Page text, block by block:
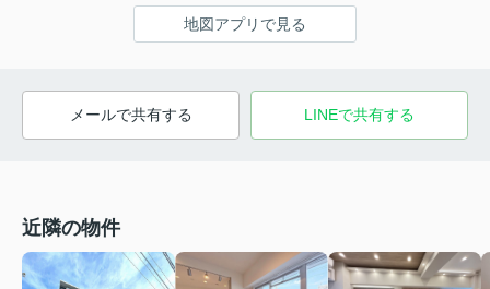
地図アプリで見る
メールで共有する LINEで共有する
近隣の物件